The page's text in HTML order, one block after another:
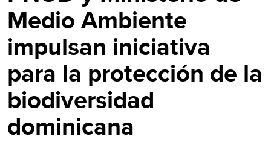
Medio Ambiente
impulsan iniciativa
para la protección de la
biodiversidad
dominicana